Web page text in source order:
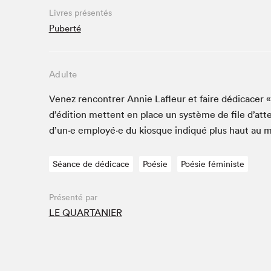
Café La Presse
Espace Côte-des-Neiges
La lecture en cadeau
Le grand jeu de lecture à voix haute du Salon du livre
de Montréal
Lettres québécoises au Salon
Louisiane enracinée et branchée
SLM PRO
Zone Manga
Livres présentés
Puberté
Adulte
Venez ren­con­tr­er Annie Lafleur et faire dédi­cac­er
d’édi­tion met­tent en place un sys­tème de file
d’un·e employé·e du kiosque indiqué plus haut au
Séance de dédicace Poésie Poésie féministe
Présenté par
LE QUARTANIER